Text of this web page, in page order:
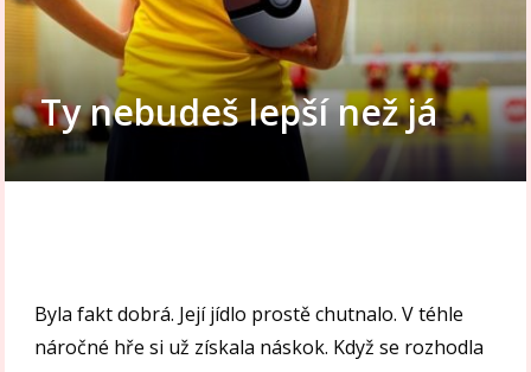
Ty nebudeš lepší než já
Byla fakt dobrá. Její jídlo prostě chutnalo. V téhle
náročné hře si už získala náskok. Když se rozhodla